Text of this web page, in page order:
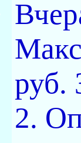
руб.
2.